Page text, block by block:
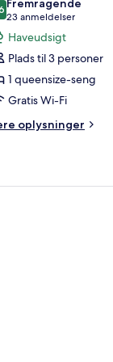
ud af 10
Fremragende
23 anmeldelser
(23
anmeldelser)
Haveudsigt
Plads til 3 personer
1 queensize-seng
Gratis Wi-Fi
oplysninger